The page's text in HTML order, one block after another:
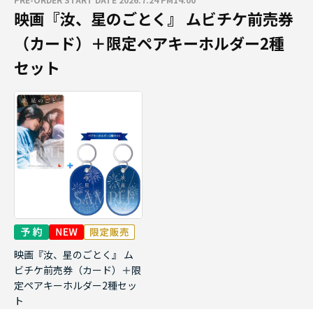
映画『汝、星のごとく』 ムビチケ前売券
（カード）＋限定ペアキーホルダー2種
セット
映画『汝、星のごとく』 ム
ビチケ前売券（カード）＋限
定ペアキーホルダー2種セッ
ト